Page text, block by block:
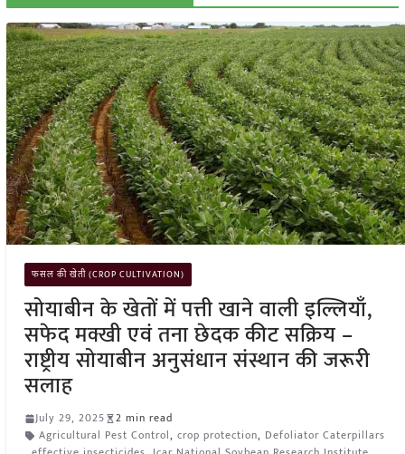
फसल की खेती (CROP CULTIVATION)
सोयाबीन के खेतों में पत्ती खाने वाली इल्लियाँ,
सफेद मक्खी एवं तना छेदक कीट सक्रिय –
राष्ट्रीय सोयाबीन अनुसंधान संस्थान की जरूरी
सलाह
July 29, 2025
2 min read
Agricultural Pest Control, crop protection, Defoliator Caterpillars